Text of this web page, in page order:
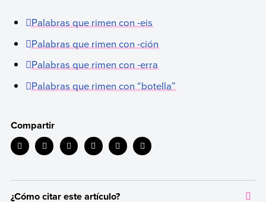
Palabras que rimen con -eis
Palabras que rimen con -ción
Palabras que rimen con -erra
Palabras que rimen con “botella”
Compartir
¿Cómo citar este artículo?